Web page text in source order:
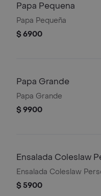
Papa Pequena
Papa Pequeña
$ 6900
Papa Grande
Papa Grande
$ 9900
Ensalada Coleslaw
Ensalada Coleslaw
$ 5900